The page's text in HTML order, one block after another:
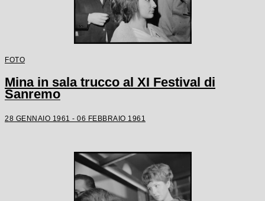
FOTO
Mina in sala trucco al XI Festival di
Sanremo
28 GENNAIO 1961 - 06 FEBBRAIO 1961